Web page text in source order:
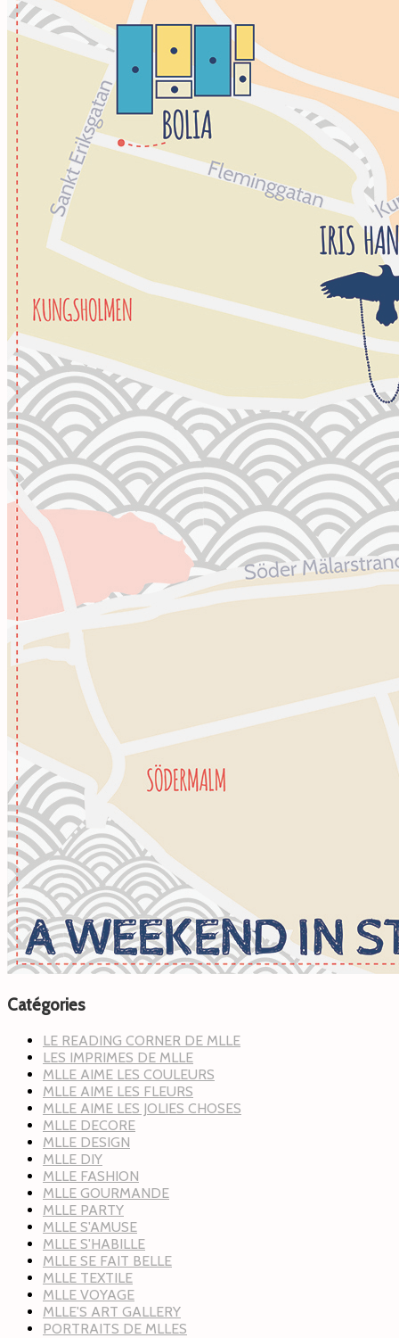
Catégories
LE READING CORNER DE MLLE
LES IMPRIMES DE MLLE
MLLE AIME LES COULEURS
MLLE AIME LES FLEURS
MLLE AIME LES JOLIES CHOSES
MLLE DECORE
MLLE DESIGN
MLLE DIY
MLLE FASHION
MLLE GOURMANDE
MLLE PARTY
MLLE S'AMUSE
MLLE S'HABILLE
MLLE SE FAIT BELLE
MLLE TEXTILE
MLLE VOYAGE
MLLE'S ART GALLERY
PORTRAITS DE MLLES